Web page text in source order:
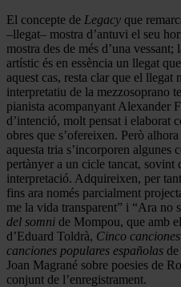
El concepte de Legacy que
–llegat– mostra d’antuvi el seu
mostra des de més d’una
artístic és en essència un llegat
aquest cas, resta clar que el llegat
interpretatiu de la mezzosoprano
pianista acompanyant Alexander
d’intenció, molt pensat i elaborat
obres que s’ofereixen. Però
aquesta tria s’incorporen algunes
pertànyer a un cicle tancat, sovint
interpretació. Adquireixen, per
fins ara només parcialment
me la vida transparent” i “Ara no
del somni de Mompou, que amb
d’Eduard Toldrà, Cinco
canciones populares españolas
Joan Magrané sobre poesies de
conjunt de l’enregistrament.